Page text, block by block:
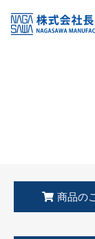
KSS加盟店・取扱
店舗一覧
商品の